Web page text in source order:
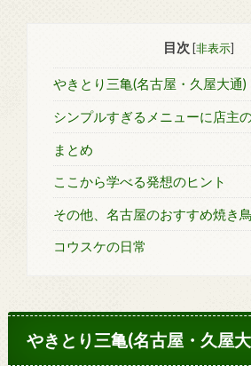
目次 [非表示]
やきとり三亀(名古屋・久屋大通)
シンプルすぎるメニューに店主
まとめ
ここから学べる発想のヒント
その他、名古屋のおすすめ焼き
コウスケの日常
やきとり三亀(名古屋・久屋